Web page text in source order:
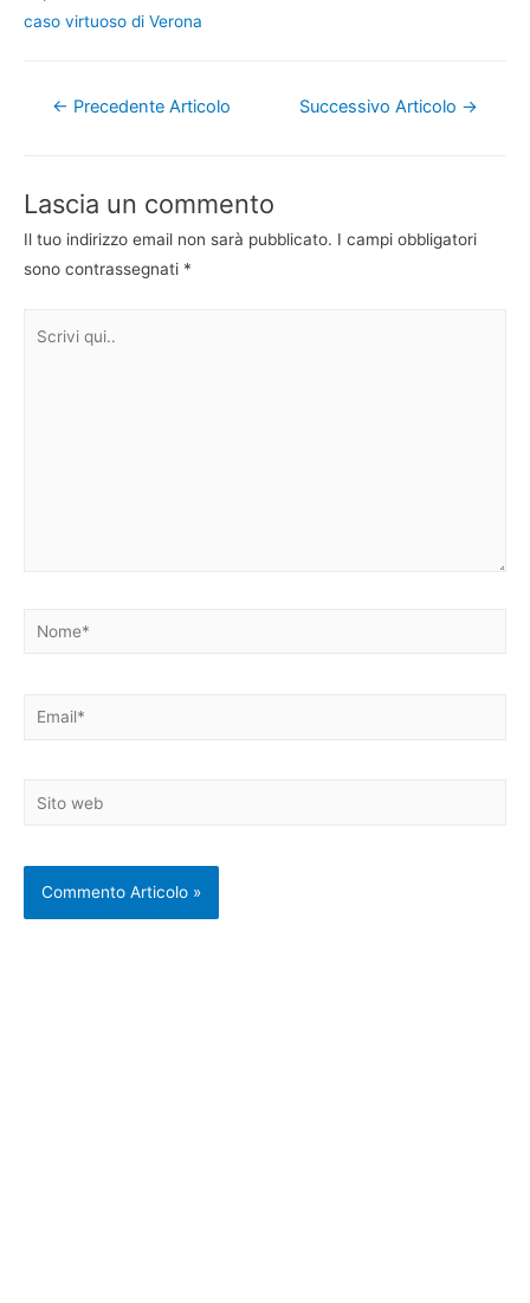
caso virtuoso di Verona
Navigazione
← Precedente Articolo Successivo Articolo →
Lascia un commento
Il tuo indirizzo email non sarà pubblicato. I campi obbligatori
sono contrassegnati *
Nome*
Email*
Sito